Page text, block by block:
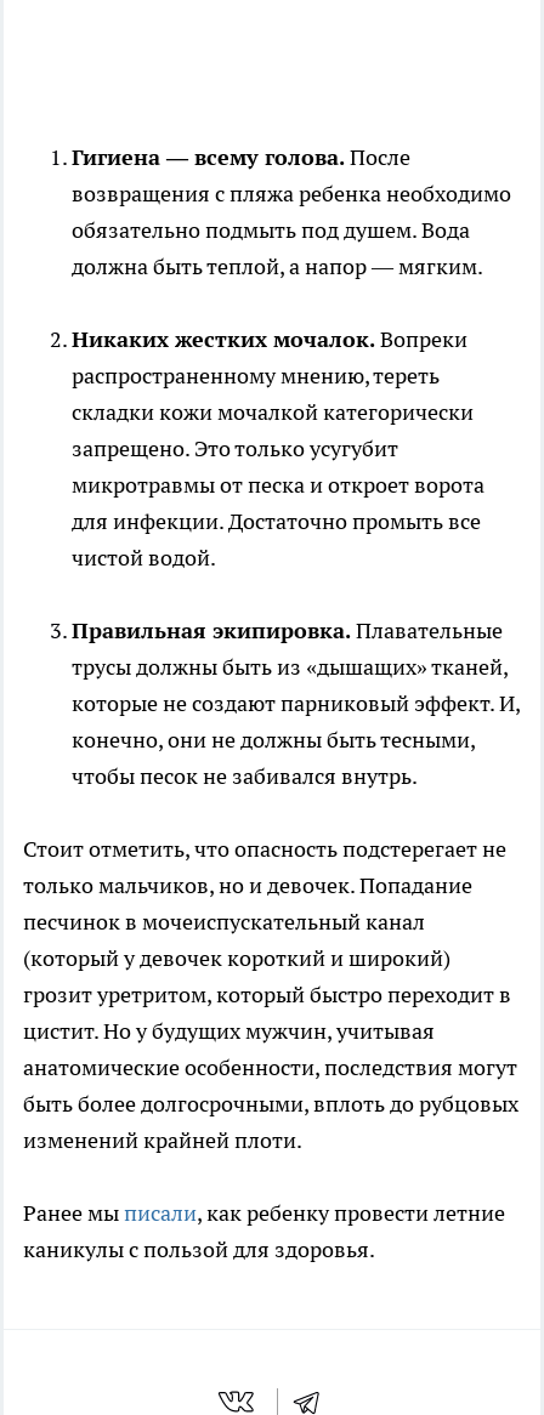
Гигиена — всему голова.После
возвращения с пляжа ребенка необходимо
обязательно подмыть под душем. Вода
должна быть теплой, а напор — мягким.
Никаких жестких мочалок.Вопреки
распространенному мнению, тереть
складки кожи мочалкой категорически
запрещено. Это только усугубит
микротравмы от песка и откроет ворота
для инфекции. Достаточно промыть все
чистой водой.
Правильная экипировка.Плавательные
трусы должны быть из «дышащих» тканей,
которые не создают парниковый эффект. И,
конечно, они не должны быть тесными,
чтобы песок не забивался внутрь.
Стоит отметить, что опасность подстерегает не
только мальчиков, но и девочек. Попадание
песчинок в мочеиспускательный канал
(который у девочек короткий и широкий)
грозит уретритом, который быстро переходит в
цистит. Но у будущих мужчин, учитывая
анатомические особенности, последствия могут
быть более долгосрочными, вплоть до рубцовых
изменений крайней плоти.
Ранее мыписали, как ребенку провести летние
каникулы с пользой для здоровья.